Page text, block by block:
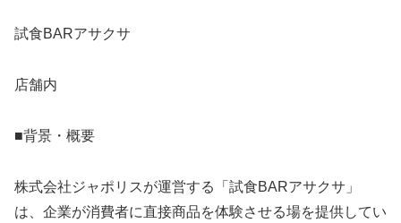
試食BARアサクサ
店舗内
■背景・概要
株式会社ジャポリスが運営する「試食BARアサクサ」
は、企業が消費者に直接商品を体験させる場を提供してい